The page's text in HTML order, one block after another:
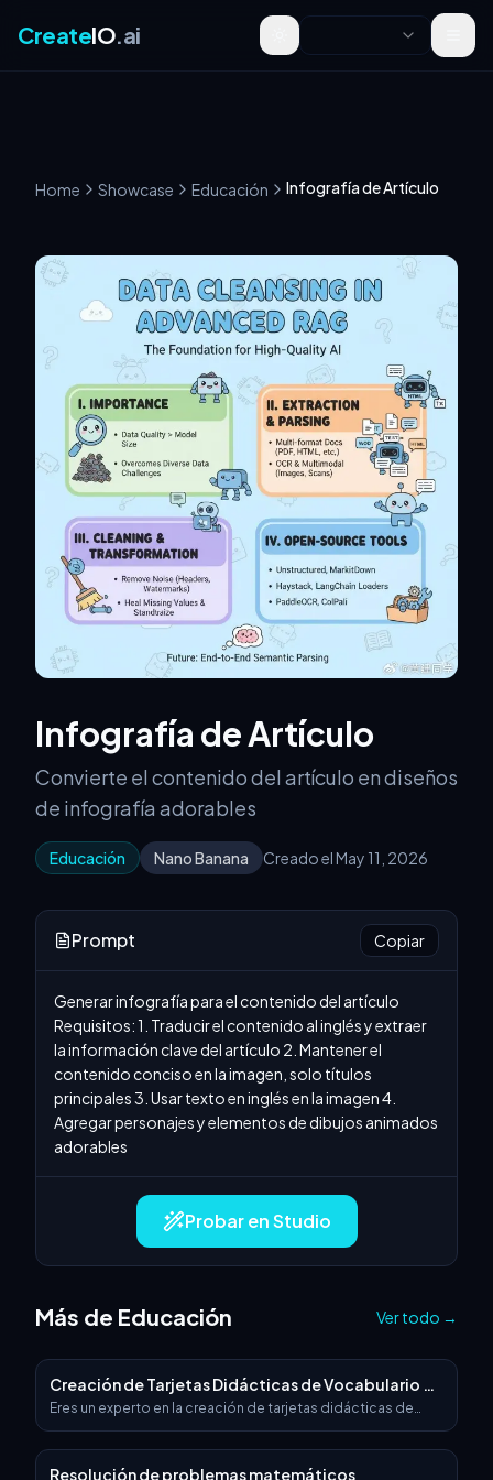
CreateIO.ai Toggle theme
Home Showcase Educación Infografía de Artículo
Infografía de Artículo
Convierte el contenido del artículo en diseños
de infografía adorables
Educación Nano Banana Creado el May 11, 2026
Prompt Copiar
Generar infografía para el contenido del artículo
Requisitos: 1. Traducir el contenido al inglés y extraer
la información clave del artículo 2. Mantener el
contenido conciso en la imagen, solo títulos
principales 3. Usar texto en inglés en la imagen 4.
Agregar personajes y elementos de dibujos animados
adorables
Probar en Studio
Más de Educación Ver todo →
Creación de Tarjetas Didácticas de Vocabulario en
Inglés
Eres un experto en la creación de tarjetas didácticas de
Resolución de problemas matemáticos